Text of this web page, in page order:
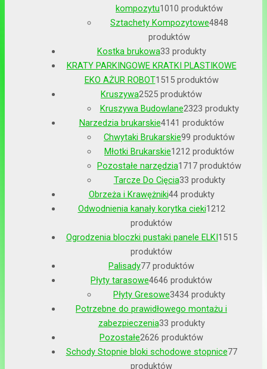
kompozytu1010 produktów
Sztachety Kompozytowe4848
produktów
Kostka brukowa33 produkty
KRATY PARKINGOWE KRATKI PLASTIKOWE
EKO AŻUR ROBOT1515 produktów
Kruszywa2525 produktów
Kruszywa Budowlane2323 produkty
Narzedzia brukarskie4141 produktów
Chwytaki Brukarskie99 produktów
Młotki Brukarskie1212 produktów
Pozostałe narzędzia1717 produktów
Tarcze Do Cięcia33 produkty
Obrzeża i Krawężniki44 produkty
Odwodnienia kanały korytka cieki1212
produktów
Ogrodzenia bloczki pustaki panele ELKI1515
produktów
Palisady77 produktów
Płyty tarasowe4646 produktów
Płyty Gresowe3434 produkty
Potrzebne do prawidłowego montażu i
zabezpieczenia33 produkty
Pozostałe2626 produktów
Schody Stopnie bloki schodowe stopnice77
produktów